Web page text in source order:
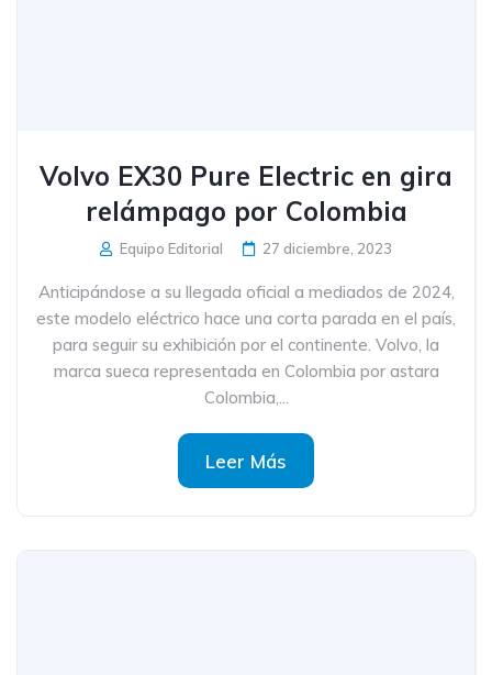
Volvo EX30 Pure Electric en gira
relámpago por Colombia
Equipo Editorial 27 diciembre, 2023
Anticipándose a su llegada oficial a mediados de 2024,
este modelo eléctrico hace una corta parada en el país,
para seguir su exhibición por el continente. Volvo, la
marca sueca representada en Colombia por astara
Colombia,...
Leer Más